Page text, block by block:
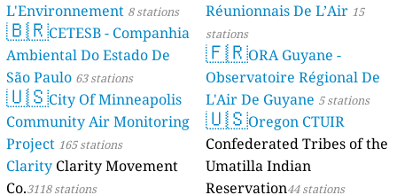
L'Environnement 8 stations
🇧🇷CETESB - Companhia
Ambiental Do Estado De
São Paulo 63 stations
🇺🇸City Of Minneapolis
Community Air Monitoring
Project 165 stations
Clarity Clarity Movement
Co.3118 stations
Réunionnais De L’Air 15
stations
🇫🇷ORA Guyane -
Observatoire Régional De
L'Air De Guyane 5 stations
🇺🇸Oregon CTUIR
Confederated Tribes of the
Umatilla Indian
Reservation44 stations